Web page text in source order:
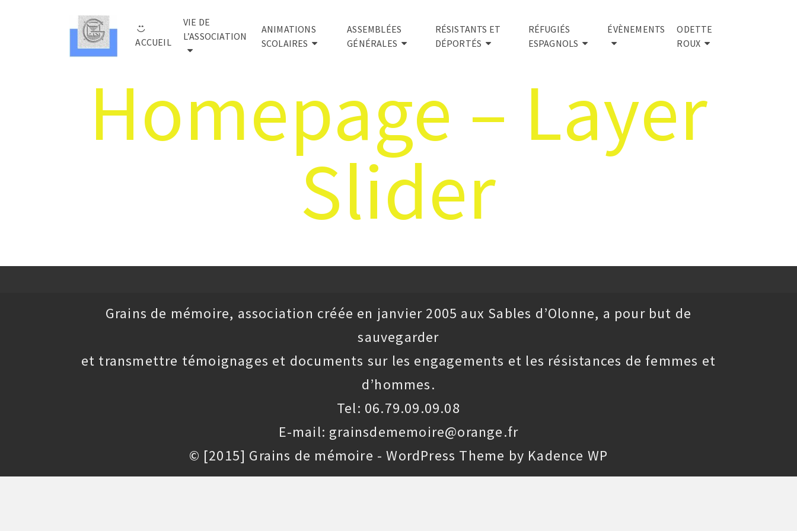
ACCUEIL
VIE DE
L’ASSOCIATION
ANIMATIONS
SCOLAIRES
ASSEMBLÉES
GÉNÉRALES
RÉSISTANTS ET
DÉPORTÉS
RÉFUGIÉS
ESPAGNOLS
ÉVÈNEMENTS
ODETTE
ROUX
Homepage – Layer
Slider
Grains de mémoire, association créée en janvier 2005 aux Sables d’Olonne, a pour but de
sauvegarder
et transmettre témoignages et documents sur les engagements et les résistances de femmes et
d’hommes.
Tel: 06.79.09.09.08
E-mail: grainsdememoire@orange.fr
© [2015] Grains de mémoire - WordPress Theme by Kadence WP